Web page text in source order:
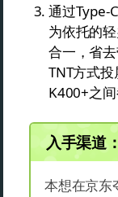
通过Type-
为依托的
合一，省
TNT方式投
K400+之间
入手渠道：
本想在京东